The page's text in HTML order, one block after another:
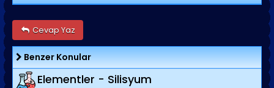
Cevap Yaz
Benzer Konular
Elementler - Silisyum